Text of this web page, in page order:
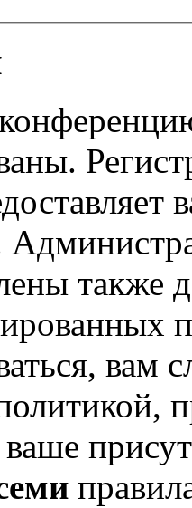
также
вам